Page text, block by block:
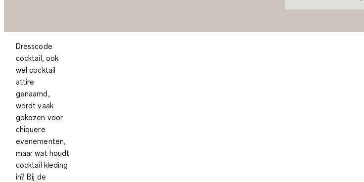
Dresscode
cocktail, ook
wel cocktail
attire
genaamd,
wordt vaak
gekozen voor
chiquere
evenementen,
maar wat houdt
cocktail kleding
in? Bij de